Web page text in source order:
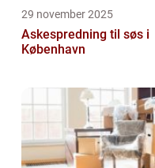
29 november 2025
Askespredning til søs i
København